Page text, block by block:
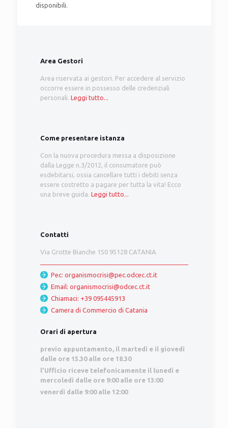
disponibili.
Area Gestori
Area riservata ai gestori. Per accedere al servizio
occorre essere in possesso delle credenziali
personali. Leggi tutto...
Come presentare istanza
Con la nuova procedura messa a disposizione
dalla Legge n.3/2012, il consumatore può
esdebitarsi, ossia cancellare tutti i debiti senza
essere costretto a pagare per tutta la vita! Ecco
una breve guida. Leggi tutto...
Contatti
Via Grotte Bianche 150 95128 CATANIA
Pec: organismocrisi@pec.odcec.ct.it
Email: organismocrisi@odcec.ct.it
Chiamaci: +39 095445913
Camera di Commercio di Catania
Orari di apertura
previo appuntamento, il martedì e il giovedì
dalle ore 15.30 alle ore 18.30
l’Ufficio riceve telefonicamente il lunedì e
mercoledì dalle ore 9:00 alle ore 13:00
venerdì dalle 9:00 alle 12:00